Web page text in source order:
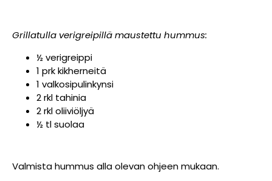
Grillatulla verigreipillä maustettu hummus:
½ verigreippi
1 prk kikherneitä
1 valkosipulinkynsi
2 rkl tahinia
2 rkl oliiviöljyä
½ tl suolaa
Valmista hummus alla olevan ohjeen mukaan.